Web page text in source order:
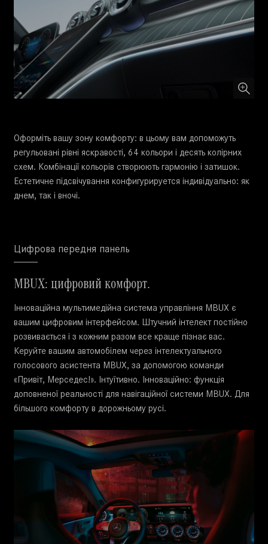
Оформіть вашу зону комфорту: в цьому вам допоможуть
регульовані рівні яскравості, 64 кольори і десять колірних
схем. Комбінації кольорів створюють гармонію і затишок.
Естетичне підсвічування конфигурируется індивідуально: як
днем, так і вночі.
Цифрова передня панель
MBUX: цифровий комфорт.
Інноваційна мультимедійна система управління MBUX є
вашим цифровим інтерфейсом. Штучний інтелект постійно
розвивається і з кожним разом все краще пізнає вас.
Керуйте вашим автомобілем через інтелектуального
голосового асистента MBUX, за допомогою команди
«Привіт, Мерседес!». Інтуїтивно. Інноваційно: функція
доповненої реальності для навігаційної системи MBUX. Для
більшого комфорту в дорожньому русі.